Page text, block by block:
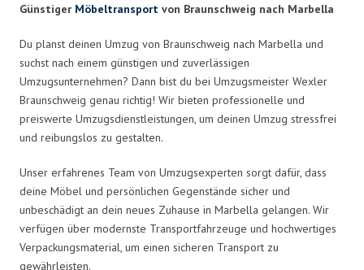
Günstiger Möbeltransport von Braunschweig nach Marbella
Du planst deinen Umzug von Braunschweig nach Marbella und
suchst nach einem günstigen und zuverlässigen
Umzugsunternehmen? Dann bist du bei Umzugsmeister Wexler
Braunschweig genau richtig! Wir bieten professionelle und
preiswerte Umzugsdienstleistungen, um deinen Umzug stressfrei
und reibungslos zu gestalten.
Unser erfahrenes Team von Umzugsexperten sorgt dafür, dass
deine Möbel und persönlichen Gegenstände sicher und
unbeschädigt an dein neues Zuhause in Marbella gelangen. Wir
verfügen über modernste Transportfahrzeuge und hochwertiges
Verpackungsmaterial, um einen sicheren Transport zu
gewährleisten.